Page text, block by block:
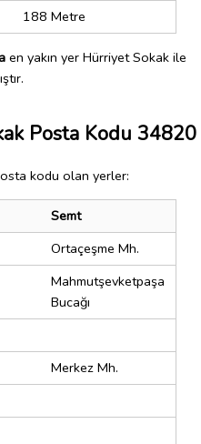
188 Metre
en yakın yer Hürriyet Sokak ile
Posta Kodu 34820
kodu olan yerler:
Semt
Ortaçeşme Mh.
Mahmutşevketpaşa
Bucağı
Merkez Mh.